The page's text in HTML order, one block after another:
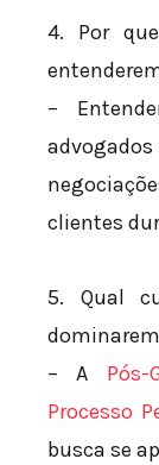
4. Por
–
clientes
5. Qual
– A
Processo
busca se